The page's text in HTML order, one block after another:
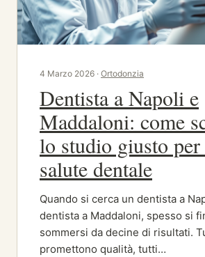
4 Marzo 2026 · Ortodonzia
Dentista a Napoli e
Maddaloni: come
lo studio giusto
salute dentale
Quando si cerca un dentista a
dentista a Maddaloni, spesso si
sommersi da decine di risultati.
promettono qualità, tutti…